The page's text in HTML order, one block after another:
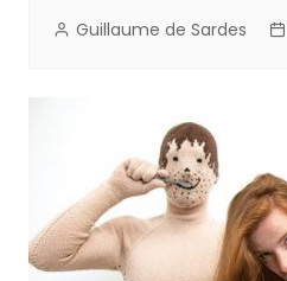
Guillaume de Sardes